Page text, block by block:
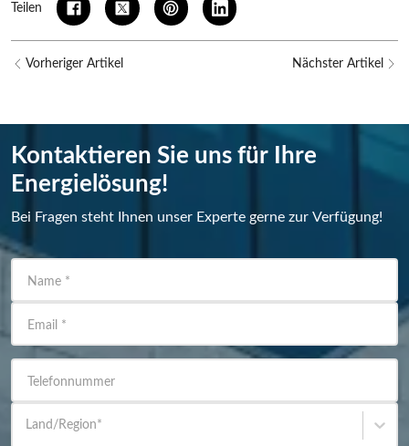
Teilen
Vorheriger Artikel Nächster Artikel
Kontaktieren Sie uns für Ihre
Energielösung!
Bei Fragen steht Ihnen unser Experte gerne zur Verfügung!
Name *
Email *
Telefonnummer
Land/Region*